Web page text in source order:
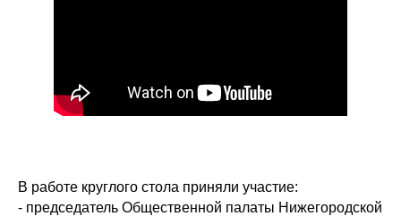
В работе круглого стола приняли участие:
- председатель Общественной палаты Нижегородской